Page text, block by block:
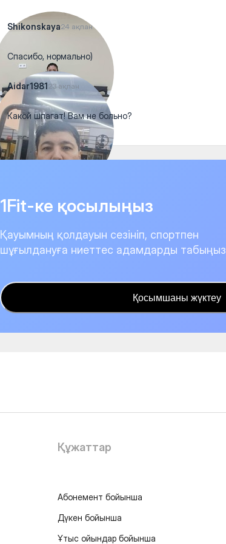
Shikonskaya24 ақпан
Спасибо, нормально)
Aidar198123 ақпан
Какой шпагат! Вам не больно?
1Fit-ке қосылыңыз
Қауымның қолдауын сезініп, спортпен
шұғылдануға ниеттес адамдарды табыңыз
Қосымшаны жүктеу
Құжаттар
Абонемент бойынша
Дүкен бойынша
Ұтыс ойындар бойынша